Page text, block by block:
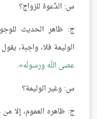
س: الدَّعوة للزواج؟
ج: ظاهر الحديث
الوليمة فلا، واجبة،
عصى الله ورسولَه .
س: وغير الوليمة؟
ج: ظاهره العموم، إلا